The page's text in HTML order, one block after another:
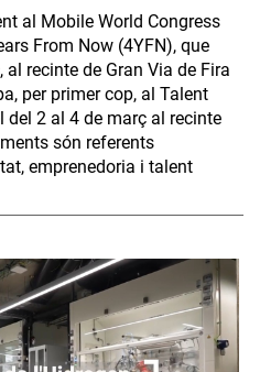
al Mobile World Congress
From Now (4YFN), que
recinte de Gran Via de Fira
per primer cop, al Talent
del 2 al 4 de març al recinte
són referents
emprenedoria i talent